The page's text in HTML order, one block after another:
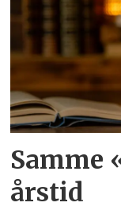
Samme
årstid